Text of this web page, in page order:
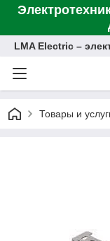
LMA Electric –
Товары и